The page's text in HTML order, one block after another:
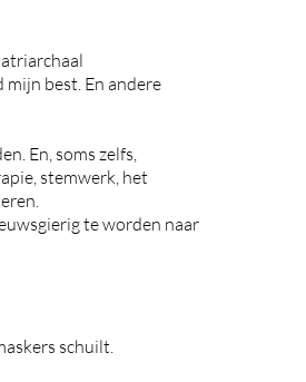
mijn best.En andere
En, soms zelfs,
stemwerk, het
te worden naar
schuilt.